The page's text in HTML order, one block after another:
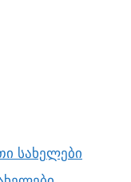
სახელები